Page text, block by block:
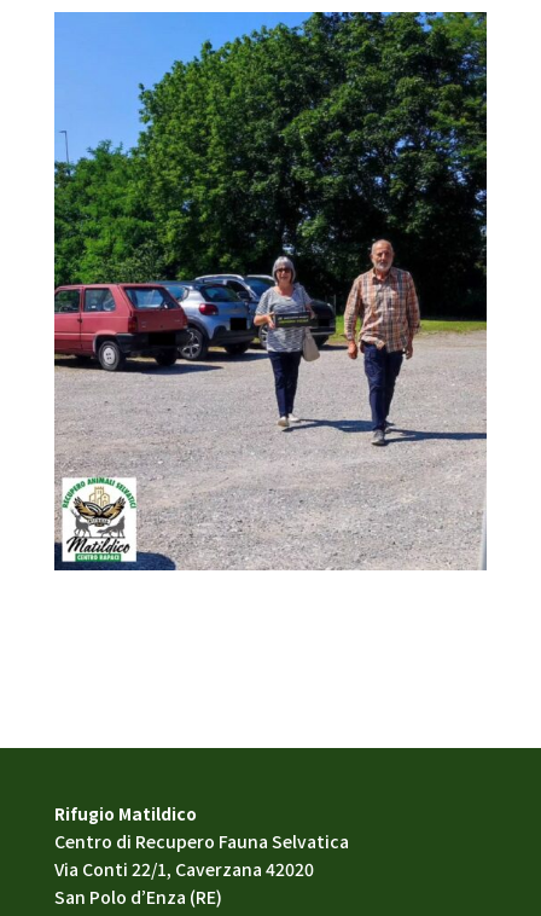
Rifugio Matildico
Centro di Recupero Fauna Selvatica
Via Conti 22/1, Caverzana 42020
San Polo d’Enza (RE)